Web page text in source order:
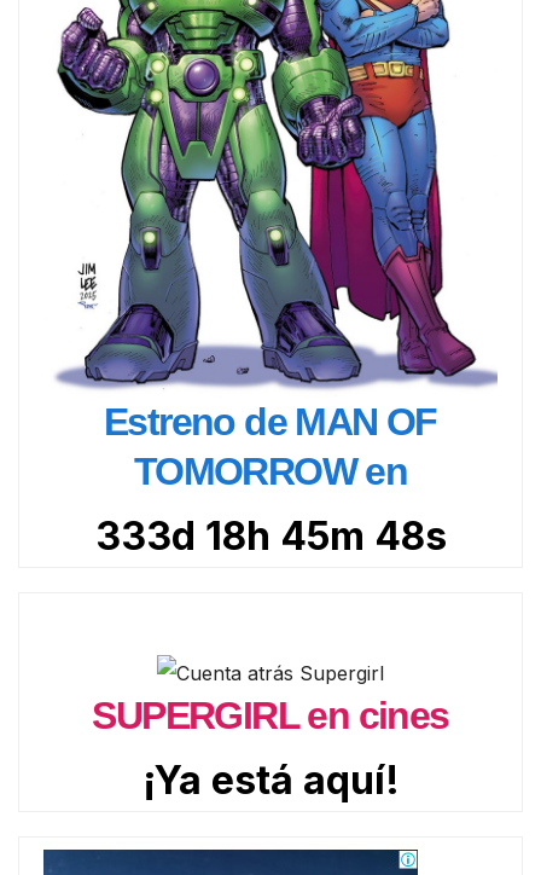
Estreno de MAN OF
TOMORROW en
333d 18h 45m 46s
SUPERGIRL en cines
¡Ya está aquí!